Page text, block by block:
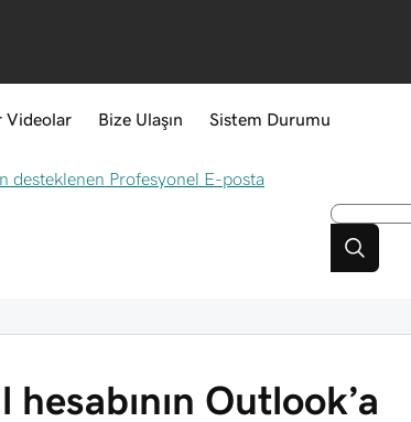
Videolar Bize Ulaşın Sistem Durumu
desteklenen Profesyonel E-posta
Outlook’a